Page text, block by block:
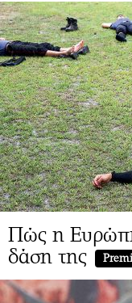
Πώς η
δάση της